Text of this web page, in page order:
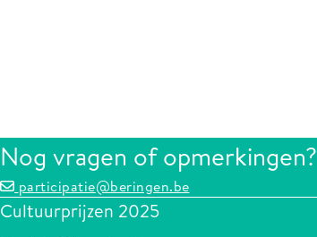
Nog vragen of opmerkingen?
participatie@beringen.be
Cultuurprijzen 2025